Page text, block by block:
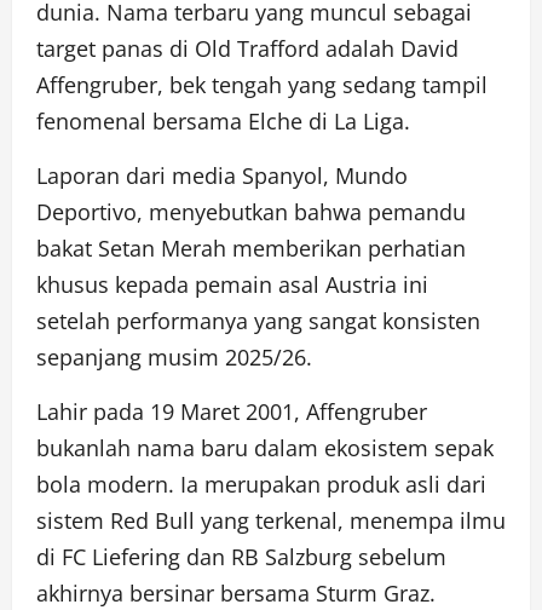
dunia. Nama terbaru yang muncul sebagai
target panas di Old Trafford adalah David
Affengruber, bek tengah yang sedang tampil
fenomenal bersama Elche di La Liga.
Laporan dari media Spanyol, Mundo
Deportivo, menyebutkan bahwa pemandu
bakat Setan Merah memberikan perhatian
khusus kepada pemain asal Austria ini
setelah performanya yang sangat konsisten
sepanjang musim 2025/26.
Lahir pada 19 Maret 2001, Affengruber
bukanlah nama baru dalam ekosistem sepak
bola modern. Ia merupakan produk asli dari
sistem Red Bull yang terkenal, menempa ilmu
di FC Liefering dan RB Salzburg sebelum
akhirnya bersinar bersama Sturm Graz.